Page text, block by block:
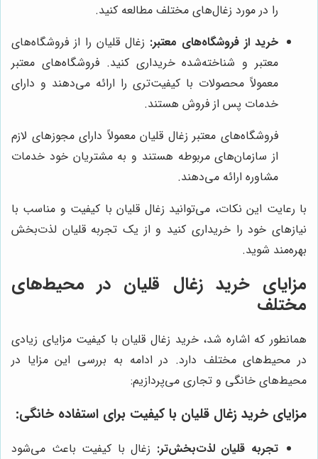
را در مورد زغال‌های مختلف مطالعه کنید.
خرید از فروشگاه‌های معتبر: زغال قلیان را از فروشگاه‌های
معتبر و شناخته‌شده خریداری کنید. فروشگاه‌های معتبر
معمولاً محصولات با کیفیت‌تری را ارائه می‌دهند و دارای
خدمات پس از فروش هستند.
فروشگاه‌های معتبر زغال قلیان معمولاً دارای مجوزهای لازم
از سازمان‌های مربوطه هستند و به مشتریان خود خدمات
مشاوره ارائه می‌دهند.
با رعایت این نکات، می‌توانید زغال قلیان با کیفیت و مناسب با
نیازهای خود را خریداری کنید و از یک تجربه قلیان لذت‌بخش
بهره‌مند شوید.
مزایای خرید زغال قلیان در محیط‌های
مختلف
همانطور که اشاره شد، خرید زغال قلیان با کیفیت مزایای زیادی
در محیط‌های مختلف دارد. در ادامه به بررسی این مزایا در
محیط‌های خانگی و تجاری می‌پردازیم:
مزایای خرید زغال قلیان با کیفیت برای استفاده خانگی:
تجربه قلیان لذت‌بخش‌تر: زغال با کیفیت باعث می‌شود